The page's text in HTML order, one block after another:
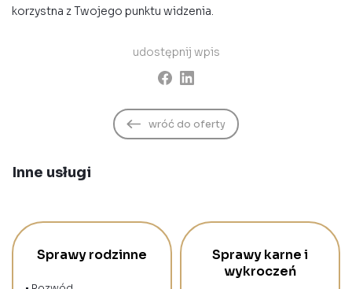
korzystna z Twojego punktu widzenia.
wróć do oferty
udostępnij wpis
Inne usługi
Sprawy rodzinne
Sprawy karne i
wykroczeń